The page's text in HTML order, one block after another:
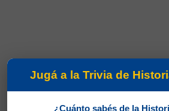
Jugá a la Trivia de
¿Cuánto sabés de la